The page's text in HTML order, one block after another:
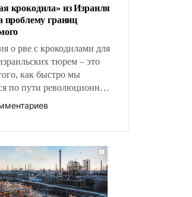
крокодила» из Израиля
проблему границ
о рве с крокодилами для
тюрем – это
как быстро мы
по пути революционных
То, что несколько лет
образом для